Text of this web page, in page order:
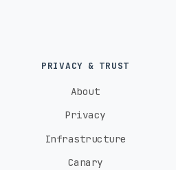
PRIVACY & TRUST
About
Privacy
Infrastructure
Canary